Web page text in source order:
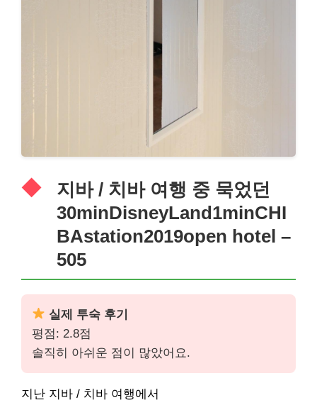
지바 / 치바 여행 중 묵었던
30minDisneyLand1minCHI
BAstation2019open hotel –
505
실제 투숙 후기
평점: 2.8점
솔직히 아쉬운 점이 많았어요.
지난 지바 / 치바 여행에서